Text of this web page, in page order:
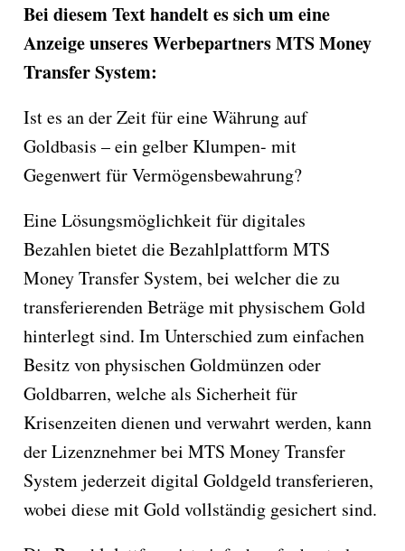
Bei diesem Text handelt es sich um eine
Anzeige unseres Werbepartners MTS Money
Transfer System:
Ist es an der Zeit für eine Währung auf
Goldbasis – ein gelber Klumpen- mit
Gegenwert für Vermögensbewahrung?
Eine Lösungsmöglichkeit für digitales
Bezahlen bietet die Bezahlplattform MTS
Money Transfer System, bei welcher die zu
transferierenden Beträge mit physischem Gold
hinterlegt sind. Im Unterschied zum einfachen
Besitz von physischen Goldmünzen oder
Goldbarren, welche als Sicherheit für
Krisenzeiten dienen und verwahrt werden, kann
der Lizenznehmer bei MTS Money Transfer
System jederzeit digital Goldgeld transferieren,
wobei diese mit Gold vollständig gesichert sind.